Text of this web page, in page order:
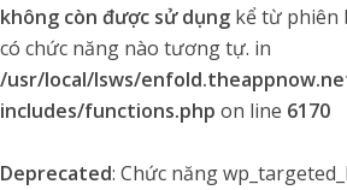
không còn được sử dụng kể từ phiên
có chức năng nào tương tự. in
/usr/local/lsws/
includes/functions.php on line 6170
Deprecated: Chức năng